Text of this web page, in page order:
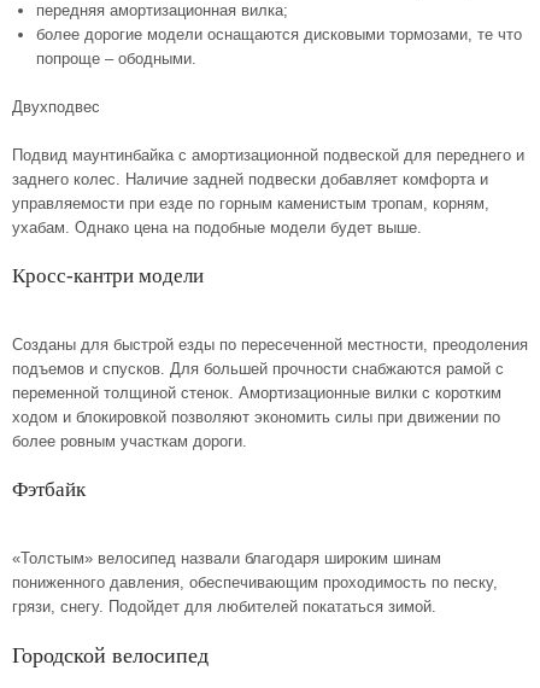
передняя амортизационная вилка;
более дорогие модели оснащаются дисковыми тормозами, те что
попроще – ободными.
Двухподвес
Подвид маунтинбайка с амортизационной подвеской для переднего и
заднего колес. Наличие задней подвески добавляет комфорта и
управляемости при езде по горным каменистым тропам, корням,
ухабам. Однако цена на подобные модели будет выше.
Кросс-кантри модели
Созданы для быстрой езды по пересеченной местности, преодоления
подъемов и спусков. Для большей прочности снабжаются рамой с
переменной толщиной стенок. Амортизационные вилки с коротким
ходом и блокировкой позволяют экономить силы при движении по
более ровным участкам дороги.
Фэтбайк
«Толстым» велосипед назвали благодаря широким шинам
пониженного давления, обеспечивающим проходимость по песку,
грязи, снегу. Подойдет для любителей покататься зимой.
Городской велосипед